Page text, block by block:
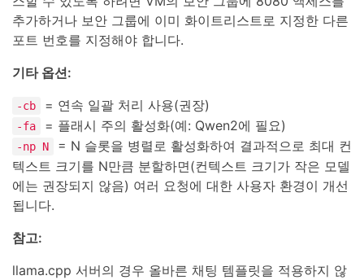
추가하거나 보안 그룹에 이미 화이트리스트로 지정한 다른
포트 번호를 지정해야 합니다.
기타 옵션:
-cb = 연속 일괄 처리 사용(권장)
-fa = 플래시 주의 활성화(예: Qwen2에 필요)
-np N
= N 슬롯을 병렬로 활성화하여 결과적으로 최대 컨
텍스트 크기를 N만큼 분할하면(컨텍스트 크기가 작은 모델
에는 권장되지 않음) 여러 요청에 대한 사용자 환경이 개선
됩니다.
참고:
llama.cpp 서버의 경우 올바른 채팅 템플릿을 적용하지 않